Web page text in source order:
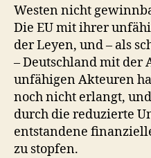
Westen nicht
Die EU mit ihrer
der Leyen, und – als
– Deutschland mit der
unfähigen Akteuren
noch nicht erlangt,
durch die reduzierte
entstandene
zu stopfen.